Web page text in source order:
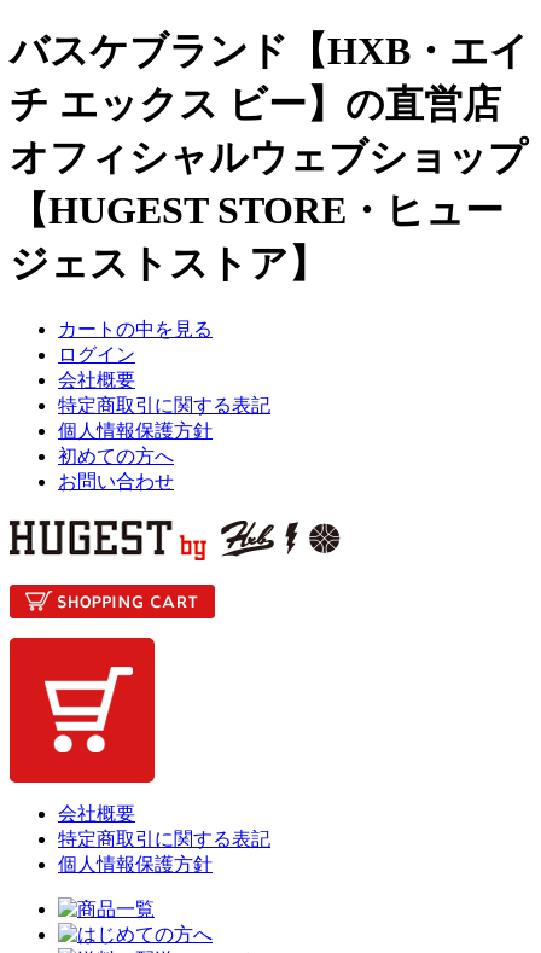
バスケブランド【HXB・エイ
チ エックス ビー】の直営店
オフィシャルウェブショップ
【HUGEST STORE・ヒュー
ジェストストア】
カートの中を見る
ログイン
会社概要
特定商取引に関する表記
個人情報保護方針
初めての方へ
お問い合わせ
会社概要
特定商取引に関する表記
個人情報保護方針